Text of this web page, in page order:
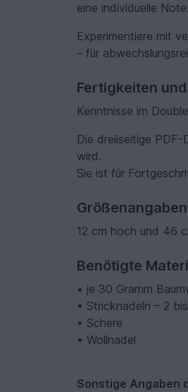
eine individuelle Note.
Experimentiere mit
– für
Fertigkeiten
Kenntnisse im
Die dreiiseitige
wird.
Sie ist für
Größenangaben
12 cm hoch und 46
Benötigte
• je 30 Gramm
• Stricknadeln – 2
• Schere
• Wollnadel
Sonstige Angaben